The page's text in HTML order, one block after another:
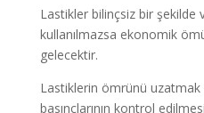
Lastikler bilinçsiz bir şekilde
kullanılmazsa ekonomik
gelecektir.
Lastiklerin ömrünü uzatmak
basınçlarının kontrol